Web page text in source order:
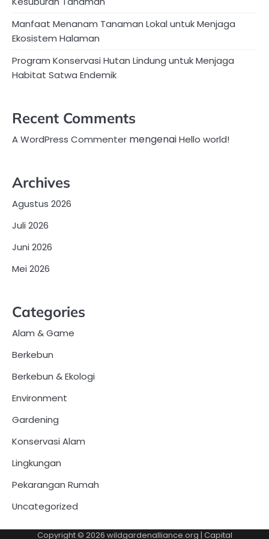
Manfaat Menanam Tanaman Lokal untuk Menjaga
Ekosistem Halaman
Program Konservasi Hutan Lindung untuk Menjaga
Habitat Satwa Endemik
Recent Comments
A WordPress Commenter mengenaiHello world!
Archives
Agustus 2026
Juli 2026
Juni 2026
Mei 2026
Categories
Alam & Game
Berkebun
Berkebun & Ekologi
Environment
Gardening
Konservasi Alam
Lingkungan
Pekarangan Rumah
Uncategorized
Copyright © 2026 wildgardenalliance.org | Capital